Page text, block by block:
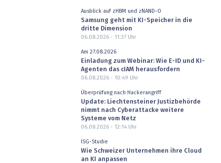
Ausblick auf zHBM und zNAND-O
Samsung geht mit KI-Speicher in die
dritte Dimension
06.08.2026 - 11:37Uhr
Am 27.08.2026
Einladung zum Webinar: Wie E-ID und KI-
Agenten das cIAM herausfordern
06.08.2026 - 10:49 Uhr
Überprüfung nach Hackerangriff
Update: Liechtensteiner Justizbehörde
nimmt nach Cyberattacke weitere
Systeme vom Netz
06.08.2026 - 12:14Uhr
ISG-Studie
Wie Schweizer Unternehmen ihre Cloud
an KI anpassen